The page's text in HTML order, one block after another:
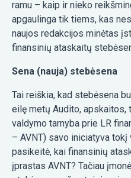
ramu – kaip ir nieko
apgaulinga tik tiems, kas
naujos redakcijos minėtas
finansinių ataskaitų
Sena (nauja) stebėsena
Tai reiškia, kad stebėsena
eilę metų Audito, apskaitos,
valdymo tarnyba prie LR
– AVNT) savo iniciatyva
pasikeitė, kai finansinių
įprastas AVNT? Tačiau